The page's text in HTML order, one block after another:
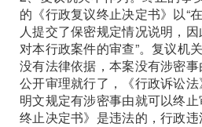
的《行政复议终止决定书》以“
人提交了保密规定情况说明，
对本行政案件的审查”。复议机
没有法律依据，本案没有涉密
公开审理就行了，《行政诉讼
明文规定有涉密事由就可以终
终止决定书》是违法的，行政违